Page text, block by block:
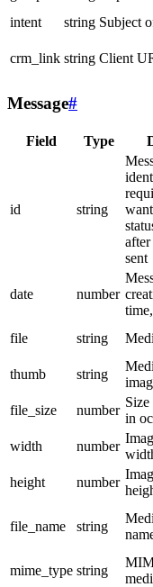
intent
string Subject
crm_link string Client
Message#
Field Type
id string
after
sent
date number
file string
thumb
string
file_size
number
Size
in
width
number
height
number
file_name string
mime_type string